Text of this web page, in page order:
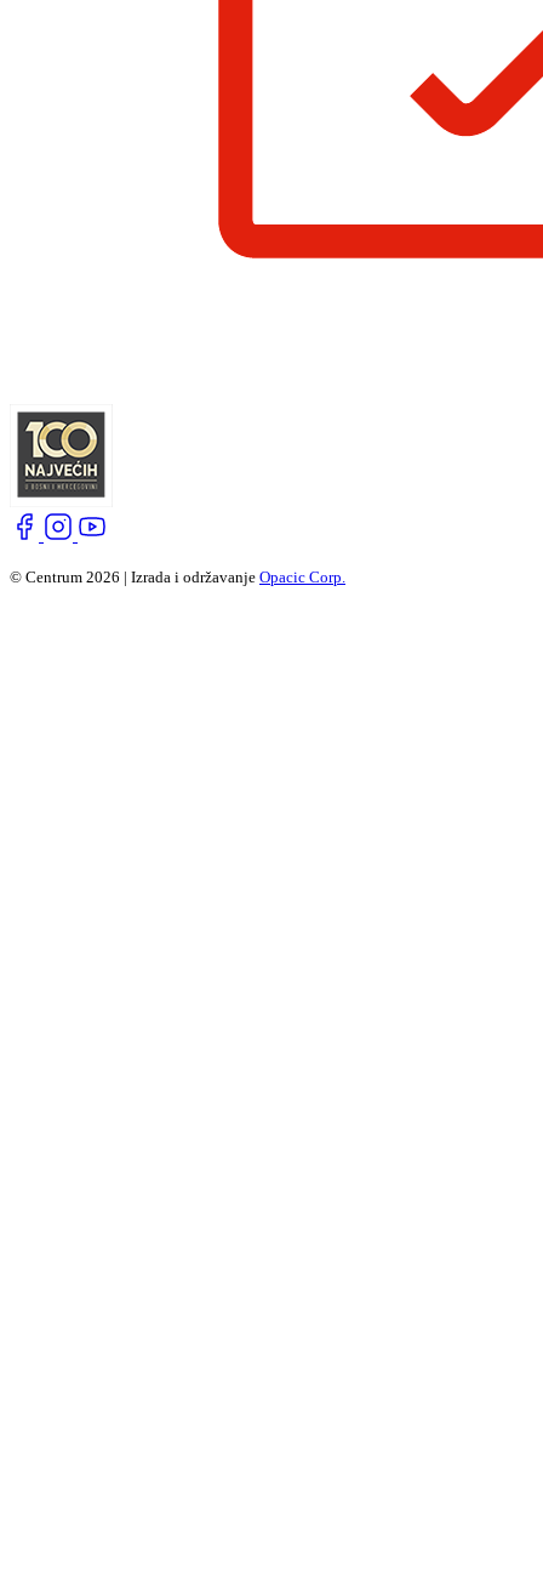
© Centrum 2026 | Izrada i održavanje Opacic Corp.